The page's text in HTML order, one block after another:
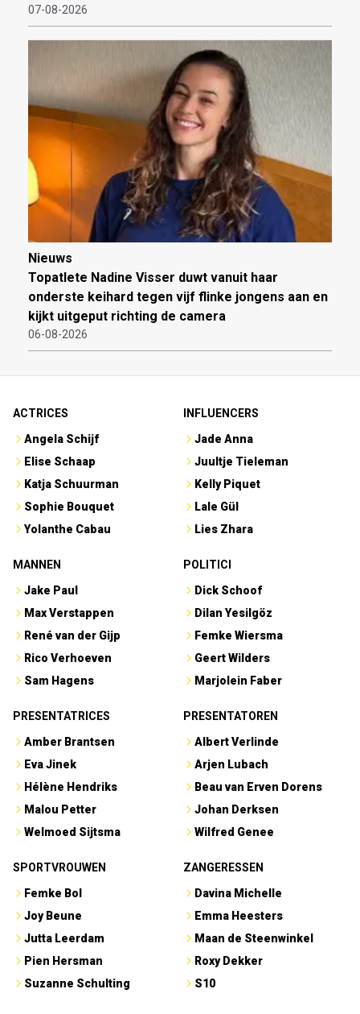
07-08-2026
Nieuws
Topatlete Nadine Visser duwt vanuit haar
onderste keihard tegen vijf flinke jongens aan en
kijkt uitgeput richting de camera
06-08-2026
ACTRICES
Angela Schijf
Elise Schaap
Katja Schuurman
Sophie Bouquet
Yolanthe Cabau
INFLUENCERS
Jade Anna
Juultje Tieleman
Kelly Piquet
Lale Gül
Lies Zhara
MANNEN
Jake Paul
Max Verstappen
René van der Gijp
Rico Verhoeven
Sam Hagens
POLITICI
Dick Schoof
Dilan Yesilgöz
Femke Wiersma
Geert Wilders
Marjolein Faber
PRESENTATRICES
Amber Brantsen
Eva Jinek
Hélène Hendriks
Malou Petter
Welmoed Sijtsma
PRESENTATOREN
Albert Verlinde
Arjen Lubach
Beau van Erven Dorens
Johan Derksen
Wilfred Genee
SPORTVROUWEN
Femke Bol
Joy Beune
Jutta Leerdam
Pien Hersman
Suzanne Schulting
ZANGERESSEN
Davina Michelle
Emma Heesters
Maan de Steenwinkel
Roxy Dekker
S10